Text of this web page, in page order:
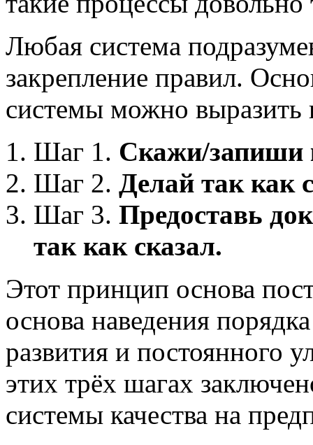
Любая система
закрепление правил.
системы можно выразить
Шаг 1. Скажи/запиши
Шаг 2. Делай так как
Шаг 3. Предоставь
так как сказал.
Этот принцип основа
основа наведения
развития и постоянного
этих трёх шагах
системы качества на